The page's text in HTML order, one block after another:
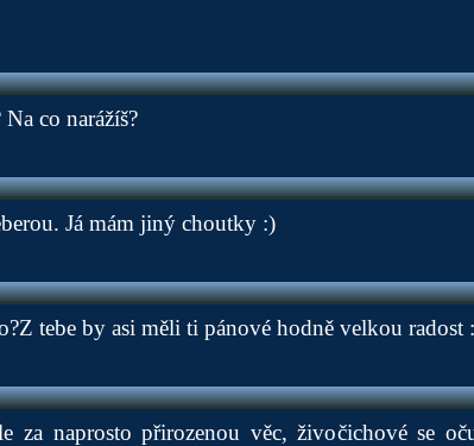
co narážíš?
Já mám jiný choutky :)
tebe by asi měli ti pánové hodně velkou radost
za naprosto přirozenou věc, živočichové se